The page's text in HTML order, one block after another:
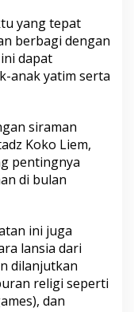
yang tepat
berbagi dengan
dapat
anak yatim serta
siraman
Koko Liem,
pentingnya
di bulan
ini juga
lansia dari
dilanjutkan
religi seperti
dan